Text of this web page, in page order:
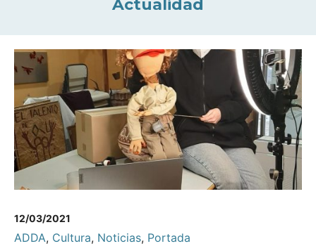
Actualidad
12/03/2021
ADDA, Cultura, Noticias, Portada